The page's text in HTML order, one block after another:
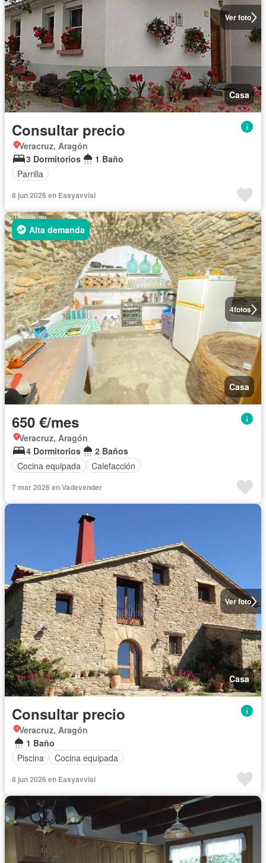
Ver foto
Casa
Consultar precio
Veracruz, Aragón
3 Dormitorios
1 Baño
Parrilla
8 jun 2026 en Easyavvisi
4fotos
Alta demanda
Casa
650 €/mes
Veracruz, Aragón
4 Dormitorios
2 Baños
Cocina equipada
Calefacción
7 mar 2026 en Vadevender
Ver foto
Casa
Consultar precio
Veracruz, Aragón
1 Baño
Piscina
Cocina equipada
8 jun 2026 en Easyavvisi